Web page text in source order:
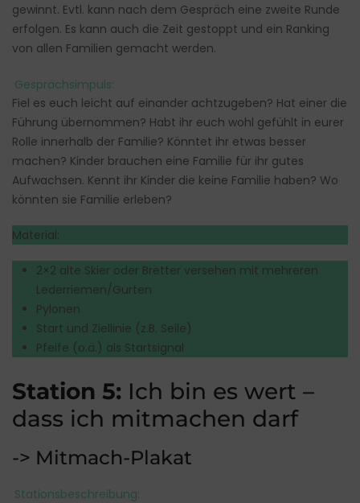
gewinnt. Evtl. kann nach dem Gespräch eine zweite Runde
erfolgen. Es kann auch die Zeit gestoppt und ein Ranking
von allen Familien gemacht werden.
Gesprächsimpuls:
Fiel es euch leicht auf einander achtzugeben? Hat einer die
Führung übernommen? Habt ihr euch wohl gefühlt in eurer
Rolle innerhalb der Familie? Könntet ihr etwas besser
machen? Kinder brauchen eine Familie für ihr gutes
Aufwachsen. Kennt ihr Kinder die keine Familie haben? Wo
könnten sie Familie erleben?
Material:
2×2 alte Skier oder Bretter versehen mit mehreren
Lederriemen/Gurten
Pylonen
Start und Ziellinie (z.B. Seile)
Pfeife (o.ä.) als Startsignal
Station 5: Ich bin es wert –
dass ich mitmachen darf
-> Mitmach-Plakat
Stationsbeschreibung: